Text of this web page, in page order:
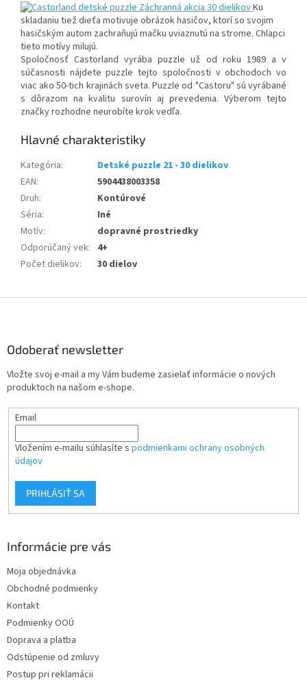
Ku
skladaniu tiež dieťa motivuje obrázok hasičov, ktorí so svojim
hasičským autom zachraňujú mačku uviaznutú na strome. Chlapci
tieto motívy milujú.
Spoločnosť Castorland vyrába puzzle už od roku 1989 a v
súčasnosti nájdete puzzle tejto spoločnosti v obchodoch vo
viac ako 50-tich krajinách sveta. Puzzle od "Castoru" sú vyrábané
s dôrazom na kvalitu surovín aj prevedenia. Výberom tejto
značky rozhodne neurobíte krok vedľa.
Kategória:
Detské puzzle 21 - 30 dielikov
EAN:
5904438003358
Druh:
Kontúrové
Séria:
Iné
Motív:
dopravné prostriedky
Odporúčaný vek: 4+
Počet dielikov: 30 dielov
Odoberať newsletter
Vložte svoj e-mail a my Vám budeme zasielať informácie o nových
produktoch na našom e-shope.
Email
Vložením e-mailu súhlasíte s podmienkami ochrany osobných
údajov
PRIHLÁSIŤ SA
Informácie pre vás
Moja objednávka
Obchodné podmienky
Kontakt
Podmienky OOÚ
Doprava a platba
Odstúpenie od zmluvy
Postup pri reklamácii